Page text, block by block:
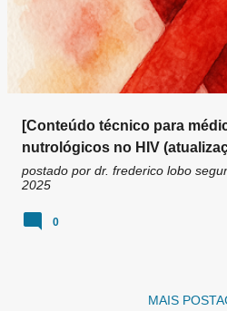
[Conteúdo técnico para
nutrológicos no HIV
postado por dr. frederico lobo
2025
0
MAIS